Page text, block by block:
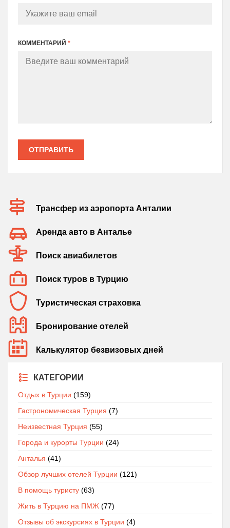
КОММЕНТАРИЙ *
ОТПРАВИТЬ
Трансфер из аэропорта Анталии
Аренда авто в Анталье
Поиск авиабилетов
Поиск туров в Турцию
Туристическая страховка
Бронирование отелей
Калькулятор безвизовых дней
КАТЕГОРИИ
Отдых в Турции (159)
Гастрономическая Турция (7)
Неизвестная Турция (55)
Города и курорты Турции (24)
Анталья (41)
Обзор лучших отелей Турции (121)
В помощь туристу (63)
Жить в Турцию на ПМЖ (77)
Отзывы об экскурсиях в Турции (4)